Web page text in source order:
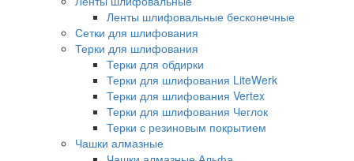
Ленты шлифовальные бесконечные
Сетки для шлифования
Терки для шлифования
Терки для обдирки
Терки для шлифования LiteWerk
Терки для шлифования Vertex
Терки для шлифования Чеглок
Терки с резиновым покрытием
Чашки алмазные